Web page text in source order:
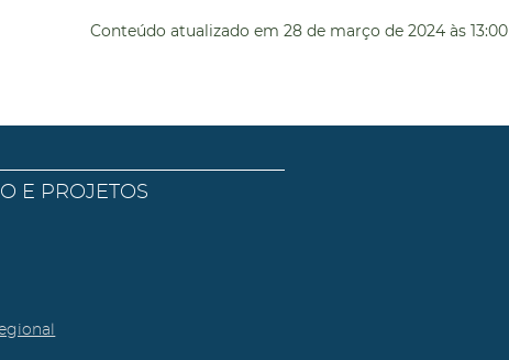
Conteúdo atualizado em 28 de março de 2024 às 13:00
E PROJETOS